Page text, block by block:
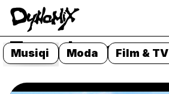
Skip
to
content
Musiqi Moda Film & TV
Zara Larsson